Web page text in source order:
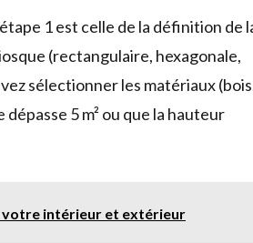
1 est celle de la définition de
(rectangulaire, hexagonale,
sélectionner les matériaux
5 m² ou que la hauteur
votre intérieur et extérieur